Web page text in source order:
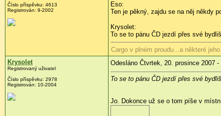
Číslo příspěvku: 4613
Registrován: 9-2002
Eso:
Ten je pěkný, zajdu se na něj někdy
Krysolet:
To se to pánu ČD jezdí přes své
Cargo v plném proudu...a některé
Krysolet
Registrovaný uživatel
Číslo příspěvku: 2978
Registrován: 10-2004
Odesláno Čtvrtek, 20. prosince 2007 -
To se to pánu ČD jezdí přes své
Jo. Dokonce už se o tom píše v